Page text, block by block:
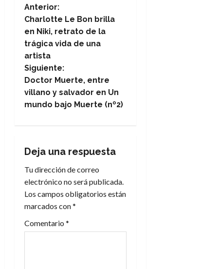
N
a
v
e
g
a
i
ó
n
d
e
Anterior:
Charlotte Le Bon brilla
en Niki, retrato de la
trágica vida de una
artista
Siguiente:
Doctor Muerte, entre
villano y salvador en Un
mundo bajo Muerte (nº2)
Deja una respuesta
Tu dirección de correo
electrónico no será publicada.
Los campos obligatorios están
marcados con*
Comentario *